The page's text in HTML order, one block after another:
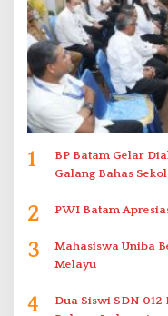
1
BP Batam Gelar
Galang Bahas
2 PWI Batam
3
Mahasiswa Uniba
Melayu
4
Dua Siswi SDN